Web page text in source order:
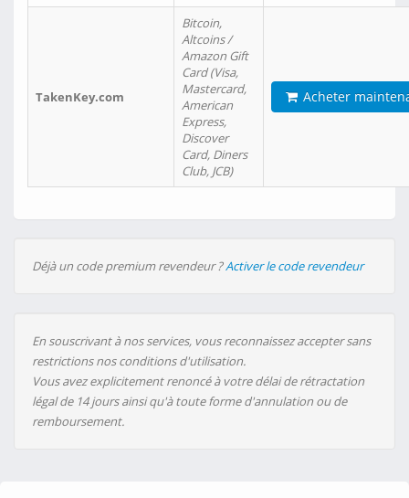
TakenKey.com
Bitcoin,
Altcoins /
Amazon Gift
Card (Visa,
Mastercard,
American
Express,
Discover
Card, Diners
Club, JCB)
Acheter
Déjà un code premium revendeur ?Activer le code revendeur
En souscrivant à nos services, vous reconnaissez accepter sans
restrictions nos conditions d'utilisation.
Vous avez explicitement renoncé à votre délai de rétractation
légal de 14 jours ainsi qu'à toute forme d'annulation ou de
remboursement.